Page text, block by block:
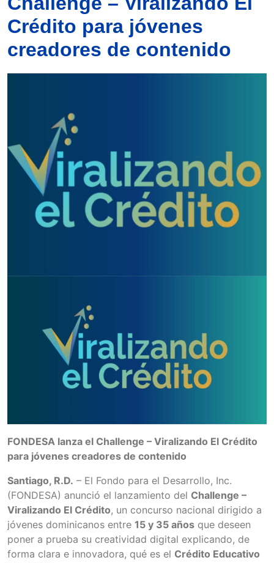
Crédito para jóvenes
creadores de contenido
FONDESA lanza el Challenge – Viralizando El Crédito
para jóvenes creadores de contenido
Santiago, R.D. – El Fondo para el Desarrollo, Inc.
(FONDESA) anunció el lanzamiento del Challenge –
Viralizando El Crédito, un concurso nacional dirigido a
jóvenes dominicanos entre 15 y 35 años que deseen
poner a prueba su creatividad digital explicando, de
forma clara e innovadora, qué es el Crédito Educativo